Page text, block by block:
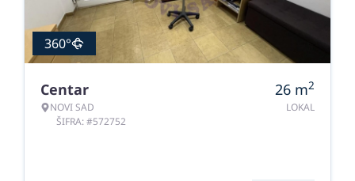
360°
Centar
NOVI SAD
ŠIFRA: #572752
26 m2
LOKAL